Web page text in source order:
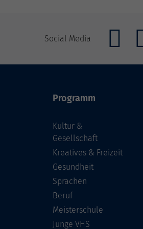
Social Media
Programm
Kultur &
Gesellschaft
Kreatives & Freizeit
Gesundheit
Sprachen
Beruf
Meisterschule
Junge VHS